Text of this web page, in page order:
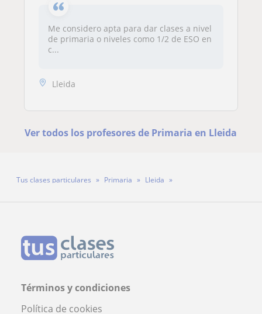
Me considero apta para dar clases a nivel
de primaria o niveles como 1/2 de ESO en
c...
Lleida
Ver todos los profesores de Primaria en Lleida
Tus clases particulares Primaria
Lleida
Términos y condiciones
Política de cookies